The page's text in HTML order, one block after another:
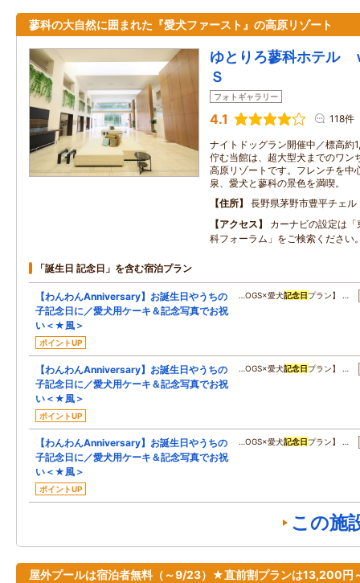
蓼科の大自然に囲まれた『愛犬ファースト』の高原リゾート
ゆとりろ蓼科ホテル
Ｓ
フォトギャラリー
4.1 118件
ナイトドッグラン開催中／標高約
佇む当館は、超大型犬までのワン
高原リゾートです。フレンチを中
泉、愛犬と蓼科の景色を満喫。
住所
長野県茅野市豊平チェ
アクセス
カーナビの設定は
科フォーラム」をご検索ください
「誕生日 記念日」を含む宿泊プラン
【わんわんAnniversary】お誕生日やうちの
子記念日に／愛犬用ケーキ＆記念写真でお祝
い＜★風＞
ポイントUP
…OGS×愛犬記念日 プラン】 …
【わんわんAnniversary】お誕生日やうちの
子記念日に／愛犬用ケーキ＆記念写真でお祝
い＜★風＞
ポイントUP
…OGS×愛犬記念日 プラン】 …
【わんわんAnniversary】お誕生日やうちの
子記念日に／愛犬用ケーキ＆記念写真でお祝
い＜★風＞
ポイントUP
…OGS×愛犬記念日 プラン】 …
この施
屋外プールは宿泊者無料（～9/23）★直前割プランは13,200円